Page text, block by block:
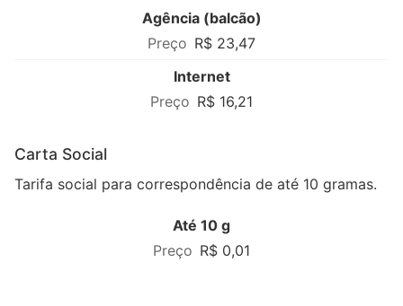
Agência (balcão)
R$ 23,47
Internet
R$ 16,21
Carta Social
Tarifa social para correspondência de até 10 gramas.
Até 10 g
R$ 0,01